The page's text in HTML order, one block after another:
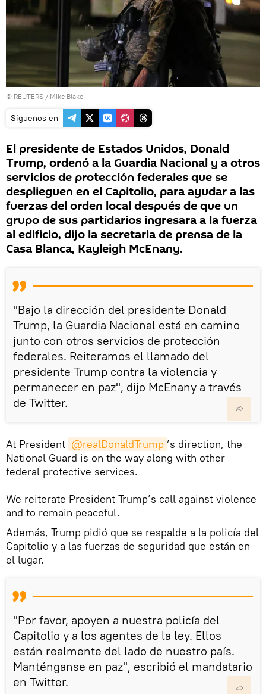
© REUTERS / Mike Blake
Síguenos en
El presidente de Estados Unidos, Donald
Trump, ordenó a la Guardia Nacional y a otros
servicios de protección federales que se
desplieguen en el Capitolio, para ayudar a las
fuerzas del orden local después de que un
grupo de sus partidarios ingresara a la fuerza
al edificio, dijo la secretaria de prensa de la
Casa Blanca, Kayleigh McEnany.
"Bajo la dirección del presidente Donald
Trump, la Guardia Nacional está en camino
junto con otros servicios de protección
federales. Reiteramos el llamado del
presidente Trump contra la violencia y
permanecer en paz", dijo McEnany a través
de Twitter.
At President @realDonaldTrump ’s direction, the
National Guard is on the way along with other
federal protective services.
We reiterate President Trump’s call against violence
and to remain peaceful.
​Además, Trump pidió que se respalde a la policía del
Capitolio y a las fuerzas de seguridad que están en
el lugar.
"Por favor, apoyen a nuestra policía del
Capitolio y a los agentes de la ley. Ellos
están realmente del lado de nuestro país.
Manténganse en paz", escribió el mandatario
en Twitter.